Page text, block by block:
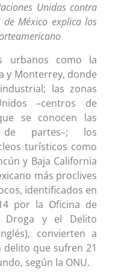
Unidas contra
México explica los
urbanos como la
y Monterrey, donde
las zonas
–centros de
se conocen las
de partes–; los
turísticos como
y Baja California
más proclives
identificados en
por la Oficina de
Droga y el Delito
convierten a
que sufren 21
según la ONU.